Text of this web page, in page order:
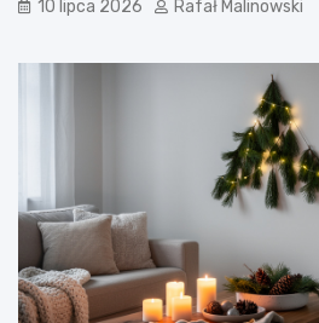
10 lipca 2026 Rafał Malinowski